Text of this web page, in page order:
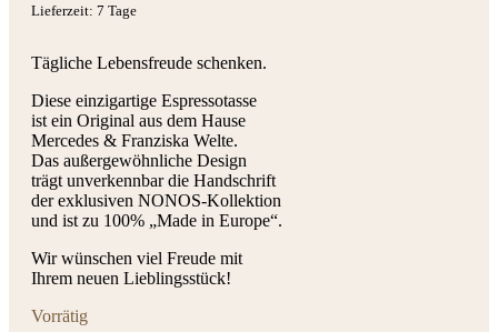
Lieferzeit: 7 Tage
Tägliche Lebensfreude schenken.
Diese einzigartige Espressotasse
ist ein Original aus dem Hause
Mercedes & Franziska Welte.
Das außergewöhnliche Design
trägt unverkennbar die Handschrift
der exklusiven NONOS-Kollektion
und ist zu 100% „Made in Europe“.
Wir wünschen viel Freude mit
Ihrem neuen Lieblingsstück!
Vorrätig